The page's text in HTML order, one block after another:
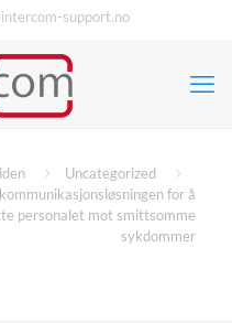
support.no
Uncategorized
for å
personalet mot smittsomme
sykdommer